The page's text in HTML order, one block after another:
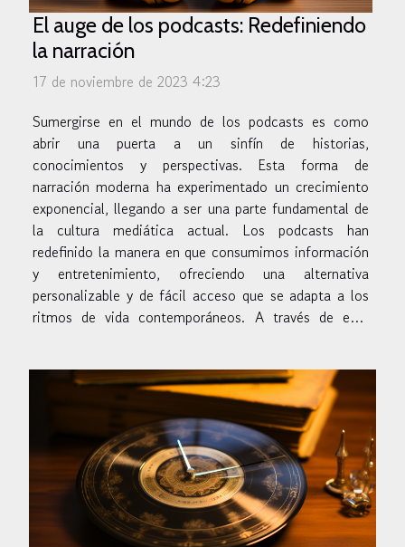
El auge de los podcasts: Redefiniendo
la narración
17 de noviembre de 2023 4:23
Sumergirse en el mundo de los podcasts es como
abrir una puerta a un sinfín de historias,
conocimientos y perspectivas. Esta forma de
narración moderna ha experimentado un crecimiento
exponencial, llegando a ser una parte fundamental de
la cultura mediática actual. Los podcasts han
redefinido la manera en que consumimos información
y entretenimiento, ofreciendo una alternativa
personalizable y de fácil acceso que se adapta a los
ritmos de vida contemporáneos. A través de este
eventos...